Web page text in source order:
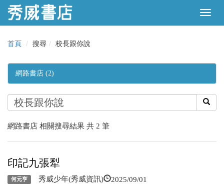
首頁 搜尋 校長跟你說
網路書店 (2)
網路書店 相關搜尋結果 共 2 筆
印記九張犁
何元亨 秀威少年(秀威資訊) 2025/09/01